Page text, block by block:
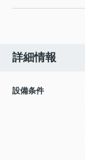
詳細情報
設備条件